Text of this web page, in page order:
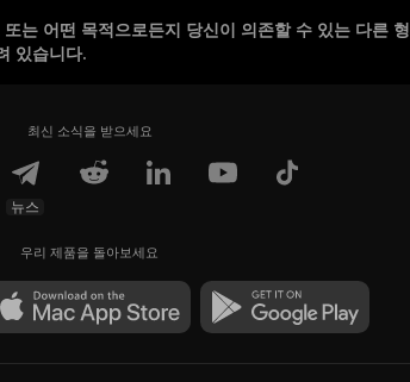
는 어떤 목적으로든지 당신이 의존할 수 있는 다른
있습니다.
최신 소식을 받으세요
뉴스
우리 제품을 돌아보세요